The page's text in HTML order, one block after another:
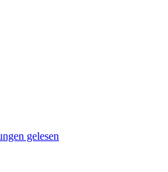
gelesen